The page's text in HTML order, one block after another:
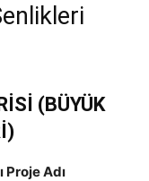
(BÜYÜK
Proje Adı